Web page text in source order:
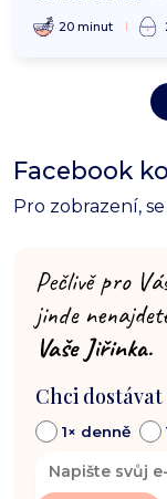
20 minut
Facebook
Pro zobrazení, se
Pečlivě pro
jinde
Vaše Jiřinka.
Chci
1× denně